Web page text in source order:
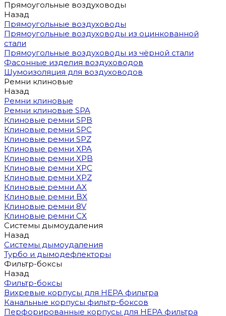
Прямоугольные воздуховоды
Назад
Прямоугольные воздуховоды
Прямоугольные воздуховоды из оцинкованной
стали
Прямоугольные воздуховоды из чёрной стали
Фасонные изделия воздуховодов
Шумоизоляция для воздуховодов
Ремни клиновые
Назад
Ремни клиновые
Ремни клиновые SPA
Клиновые ремни SPB
Клиновые ремни SPC
Клиновые ремни SPZ
Клиновые ремни XPA
Клиновые ремни XPB
Клиновые ремни XPC
Клиновые ремни XPZ
Клиновые ремни AX
Клиновые ремни BX
Клиновые ремни 8V
Клиновые ремни CX
Системы дымоудаления
Назад
Системы дымоудаления
Турбо и дымодефлекторы
Фильтр-боксы
Назад
Фильтр-боксы
Вихревые корпусы для HEPA фильтра
Канальные корпусы фильтр-боксов
Перфорированные корпусы для HEPA фильтра